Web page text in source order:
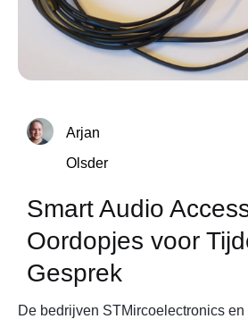
Arjan
Olsder
Smart Audio
Oordopjes voor
Gesprek
De bedrijven STMircoelectronics